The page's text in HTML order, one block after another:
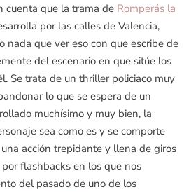
cuenta que la trama de Romperás la
por las calles de Valencia,
nada que ver eso con que escribe de
del escenario en que sitúe los
Se trata de un thriller policiaco muy
lo que se espera de un
muchísimo y muy bien, la
sea como es y se comporte
acción trepidante y llena de giros
flashbacks en los que nos
del pasado de uno de los